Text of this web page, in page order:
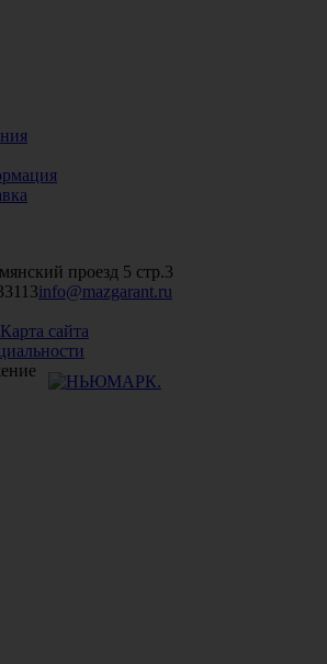
проезд 5 стр.3
info@mazgarant.ru
Карта сайта